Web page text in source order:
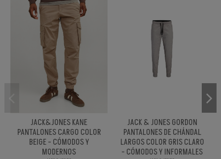
JACK&JONES KANE
PANTALONES CARGO COLOR
BEIGE - CÓMODOS Y
MODERNOS
JACK & JONES GORDON
PANTALONES DE CHÁNDAL
LARGOS COLOR GRIS CLARO
- CÓMODOS Y INFORMALES